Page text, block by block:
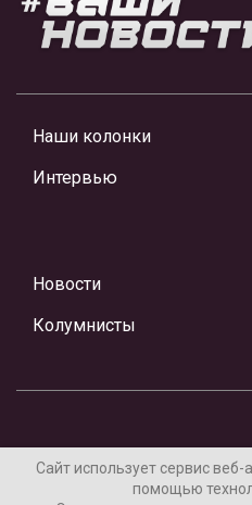
Наши колонки
Интервью
Новости
Колумнисты
Материалы
Сайт использует сервис
помощью